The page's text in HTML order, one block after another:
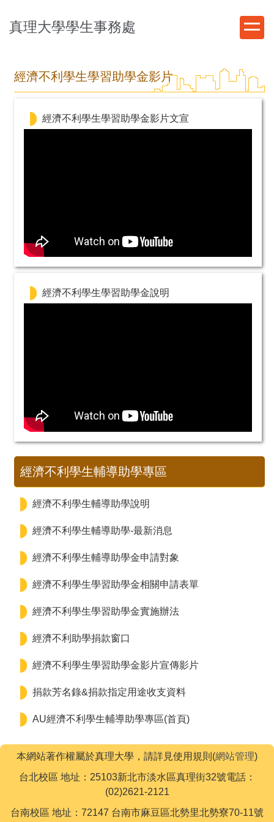
到
容
真理大學學生事務處
經濟不利學生學習助學金影片
經濟不利學生學習助學金影片文宣
經濟不利學生學習助學金說明
經濟不利學生輔導助學專區
經濟不利學生輔導助學說明
經濟不利學生輔導助學-最新消息
經濟不利學生輔導助學金申請對象
經濟不利學生學習助學金相關申請表單
經濟不利學生學習助學金實施辦法
經濟不利助學捐款窗口
經濟不利學生學習助學金影片宣傳影片
捐款芳名錄&捐款指定用途收支資料
AU經濟不利學生輔導助學專區(首頁)
本網站著作權屬於真理大學，請詳見使用規則(網站管理)
台北校區 地址：25103新北市淡水區真理街32號電話：
(02)2621-2121
台南校區 地址：72147 台南市麻豆區北勢里北勢寮70-11號